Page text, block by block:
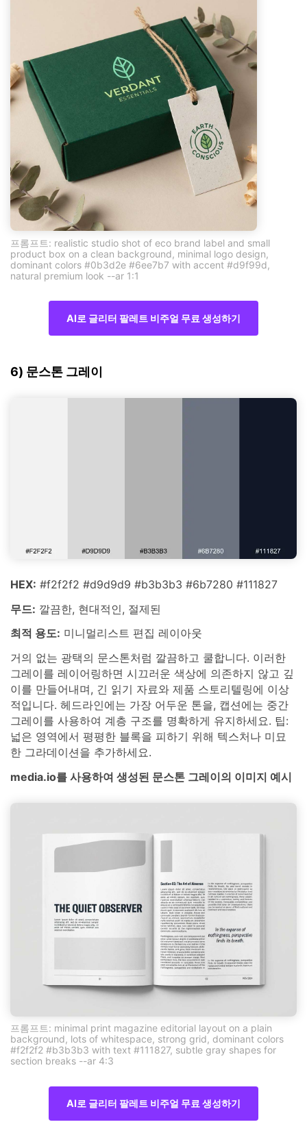
프롬프트: realistic studio shot of eco brand label and small
product box on a clean background, minimal logo design,
dominant colors #0b3d2e #6ee7b7 with accent #d9f99d,
natural premium look --ar 1:1
AI로 글리터 팔레트 비주얼 무료 생성하기
6) 문스톤 그레이
HEX: #f2f2f2 #d9d9d9 #b3b3b3 #6b7280 #111827
무드: 깔끔한, 현대적인, 절제된
최적 용도: 미니멀리스트 편집 레이아웃
거의 없는 광택의 문스톤처럼 깔끔하고 쿨합니다. 이러한
그레이를 레이어링하면 시끄러운 색상에 의존하지 않고 깊
이를 만들어내며, 긴 읽기 자료와 제품 스토리텔링에 이상
적입니다. 헤드라인에는 가장 어두운 톤을, 캡션에는 중간
그레이를 사용하여 계층 구조를 명확하게 유지하세요. 팁:
넓은 영역에서 평평한 블록을 피하기 위해 텍스처나 미묘
한 그라데이션을 추가하세요.
media.io를 사용하여 생성된 문스톤 그레이의 이미지 예시
프롬프트: minimal print magazine editorial layout on a plain
background, lots of whitespace, strong grid, dominant colors
#f2f2f2 #b3b3b3 with text #111827, subtle gray shapes for
section breaks --ar 4:3
AI로 글리터 팔레트 비주얼 무료 생성하기